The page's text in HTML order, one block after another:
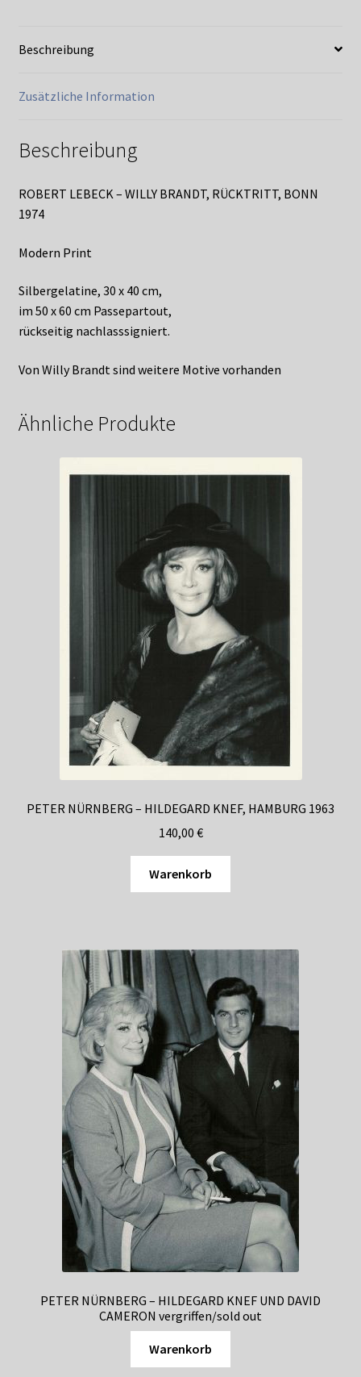
Beschreibung
Zusätzliche Information
Beschreibung
ROBERT LEBECK – WILLY BRANDT, RÜCKTRITT, BONN
1974
Modern Print
Silbergelatine, 30 x 40 cm,
im 50 x 60 cm Passepartout,
rückseitig nachlasssigniert.
Von Willy Brandt sind weitere Motive vorhanden
Ähnliche Produkte
PETER NÜRNBERG – HILDEGARD KNEF, HAMBURG 1963
140,00 €
Warenkorb
PETER NÜRNBERG – HILDEGARD KNEF UND DAVID
CAMERON vergriffen/sold out
Warenkorb